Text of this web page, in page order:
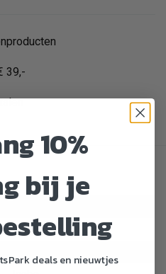
39,-
6091030335327
10%
bij je
deals en nieuwtjes